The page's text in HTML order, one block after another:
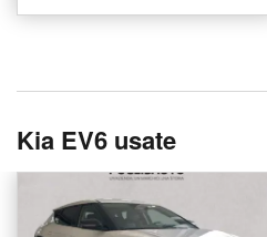
Kia EV6 usate